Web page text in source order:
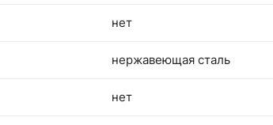
нет
нержавеющая сталь
нет